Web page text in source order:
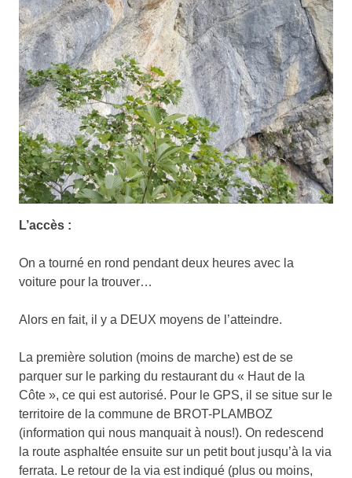
L’accès :
On a tourné en rond pendant deux heures avec la
voiture pour la trouver…
Alors en fait, il y a DEUX moyens de l’atteindre.
La première solution (moins de marche) est de se
parquer sur le parking du restaurant du « Haut de la
Côte », ce qui est autorisé. Pour le GPS, il se situe sur le
territoire de la commune de BROT-PLAMBOZ
(information qui nous manquait à nous!). On redescend
la route asphaltée ensuite sur un petit bout jusqu’à la via
ferrata. Le retour de la via est indiqué (plus ou moins,